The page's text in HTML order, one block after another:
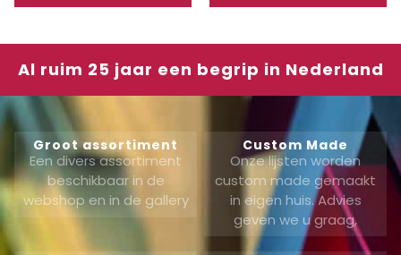
Al ruim 25 jaar een begrip in Nederland
Groot assortiment
Een divers assortiment
beschikbaar in de
webshop en in de gallery
Custom Made
Onze lijsten worden
custom made gemaakt
in eigen huis. Advies
geven we u graag,